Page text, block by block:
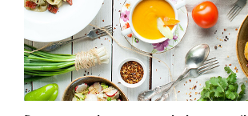
Retete fructariene
Retete preparate